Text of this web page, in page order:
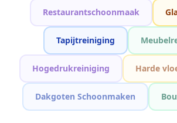
Restaurantschoonmaak
Tapijtreiniging
Hogedrukreiniging Harde
Dakgoten Schoonmaken